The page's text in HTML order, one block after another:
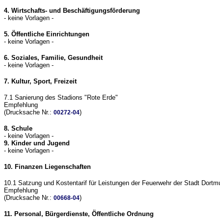
4. Wirtschafts- und Beschäftigungsförderung
- keine Vorlagen -
5. Öffentliche Einrichtungen
- keine Vorlagen -
6. Soziales, Familie, Gesundheit
- keine Vorlagen -
7. Kultur, Sport, Freizeit
7.1 Sanierung des Stadions "Rote Erde"
Empfehlung
(Drucksache Nr.: 00272-04)
8. Schule
- keine Vorlagen -
9. Kinder und Jugend
- keine Vorlagen -
10. Finanzen Liegenschaften
10.1 Satzung und Kostentarif für Leistungen der Feuerwehr der Stadt
Empfehlung
(Drucksache Nr.: 00668-04)
11. Personal, Bürgerdienste, Öffentliche Ordnung